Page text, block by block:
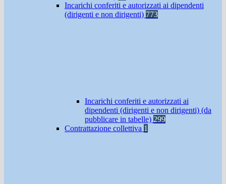
Incarichi conferiti e autorizzati ai dipendenti
(dirigenti e non dirigenti) 773
Incarichi conferiti e autorizzati ai
dipendenti (dirigenti e non dirigenti) (da
pubblicare in tabelle) 299
Contrattazione collettiva 1